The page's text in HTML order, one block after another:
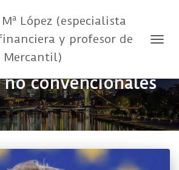
López (especialista
y profesor de
Mercantil)
convencionales